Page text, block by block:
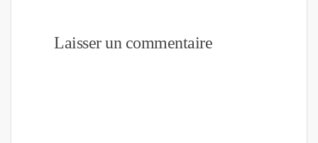
Laisser un commentaire